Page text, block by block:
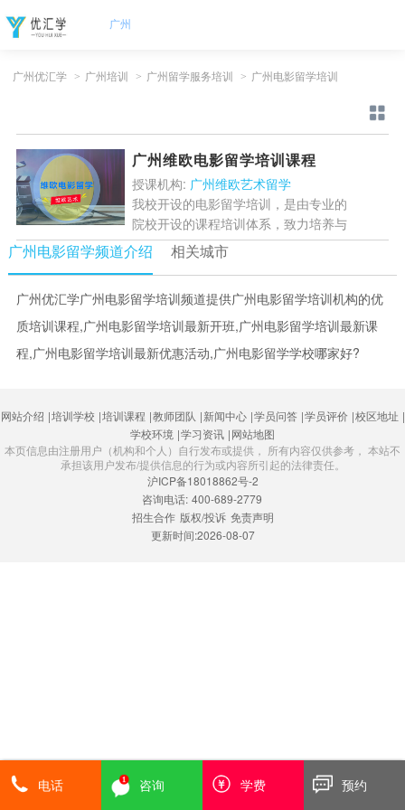
广州
广州优汇学 > 广州培训 > 广州留学服务培训 > 广州电影留学培训
广州维欧电影留学培训课程
授课机构: 广州维欧艺术留学
我校开设的电影留学培训，是由专业的
院校开设的课程培训体系，致力培养与
世界接轨的电影人才，由世界电影学院
教授、海归电影人士担任导师协议保送
广州电影留学频道介绍 相关城市
广州优汇学广州电影留学培训频道提供广州电影留学培训机构的优
质培训课程,广州电影留学培训最新开班,广州电影留学培训最新课
程,广州电影留学培训最新优惠活动,广州电影留学学校哪家好?
网站介绍 |培训学校 |培训课程 |教师团队 |新闻中心 |学员问答 |学员评价 |校区地址 |
学校环境 |学习资讯 |网站地图
本页信息由注册用户（机构和个人）自行发布或提供， 所有内容仅供参考， 本站不
承担该用户发布/提供信息的行为或内容所引起的法律责任。
沪ICP备18018862号-2
咨询电话: 400-689-2779
招生合作 版权/投诉 免责声明
更新时间:2026-08-07
电话 咨询 学费 预约